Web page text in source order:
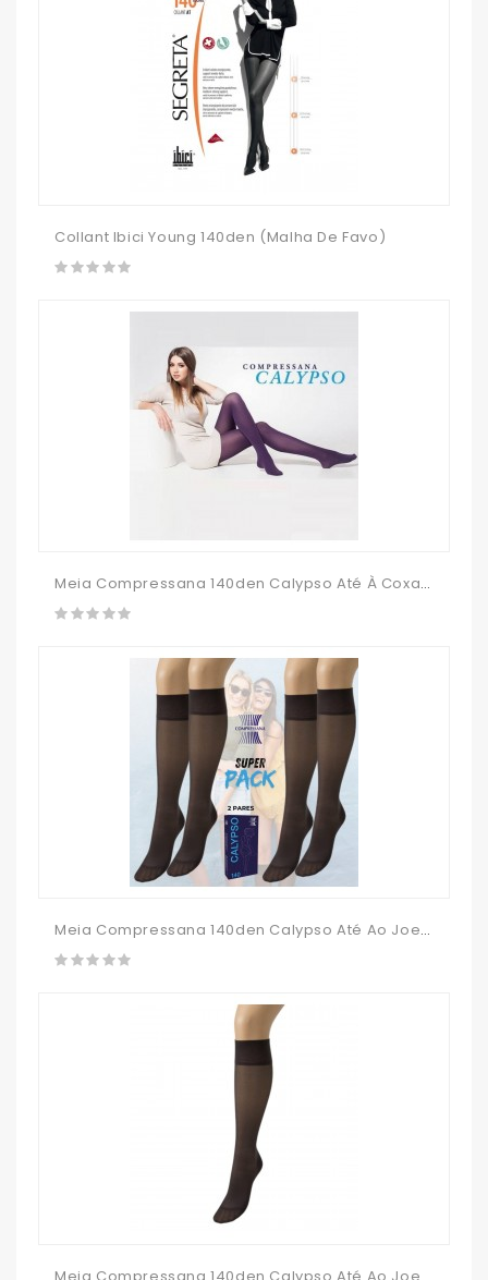
Collant Ibici Young 140den (malha De Favo)
Meia Compressana 140den Calypso Até À Coxa - Meia De Descanso
Meia Compressana 140den Calypso Até Ao Joelho - SUPER PACK 2PARES